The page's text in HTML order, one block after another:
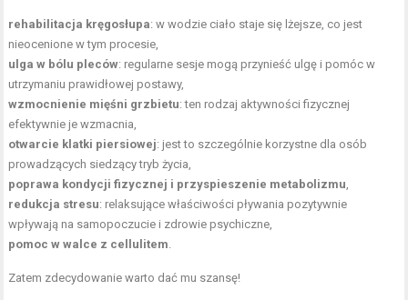
rehabilitacja kręgosłupa: w wodzie ciało staje się lżejsze, co jest
nieocenione w tym procesie,
ulga w bólu pleców: regularne sesje mogą przynieść ulgę i pomóc w
utrzymaniu prawidłowej postawy,
wzmocnienie mięśni grzbietu: ten rodzaj aktywności fizycznej
efektywnie je wzmacnia,
otwarcie klatki piersiowej: jest to szczególnie korzystne dla osób
prowadzących siedzący tryb życia,
poprawa kondycji fizycznej i przyspieszenie metabolizmu
redukcja stresu: relaksujące właściwości pływania pozytywnie
wpływają na samopoczucie i zdrowie psychiczne,
pomoc w walce z cellulitem
Zatem zdecydowanie warto dać mu szansę!